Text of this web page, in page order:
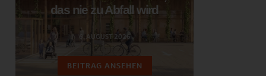
das nie zu Abfall wird
6. AUGUST 2026
BEITRAG ANSEHEN